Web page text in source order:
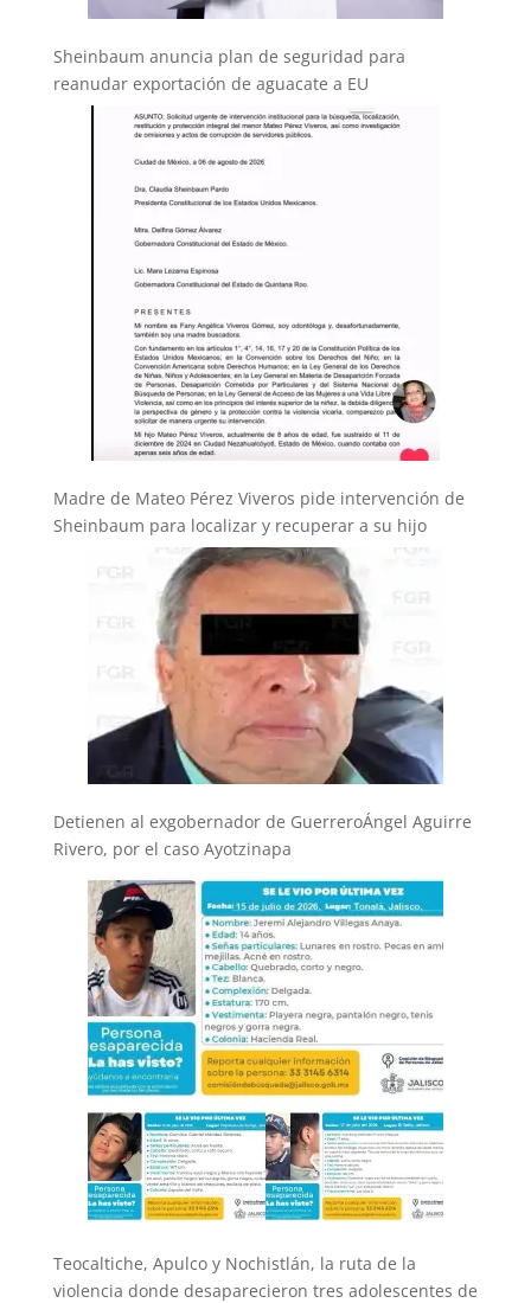
Sheinbaum anuncia plan de seguridad para
reanudar exportación de aguacate a EU
Madre de Mateo Pérez Viveros pide intervención de
Sheinbaum para localizar y recuperar a su hijo
Detienen al exgobernador de GuerreroÁngel Aguirre
Rivero, por el caso Ayotzinapa
Teocaltiche, Apulco y Nochistlán, la ruta de la
violencia donde desaparecieron tres adolescentes de